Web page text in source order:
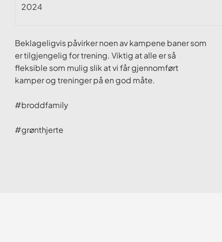
2024
Beklageligvis påvirker noen av kampene baner som
er tilgjengelig for trening. Viktig at alle er så
fleksible som mulig slik at vi får gjennomført
kamper og treninger på en god måte.
#broddfamily
#grønthjerte